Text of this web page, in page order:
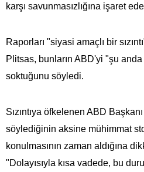
karşı savunmasızlığına işaret
Raporları "siyasi amaçlı bir
Plitsas, bunların ABD'yi "şu
soktuğunu söyledi.
Sızıntıya öfkelenen ABD
söylediğinin aksine mühimmat
konulmasının zaman aldığına
"Dolayısıyla kısa vadede, bu